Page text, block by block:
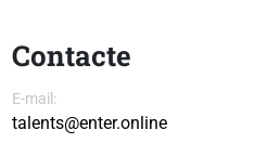
Contacte
E-mail:
talents@enter.online